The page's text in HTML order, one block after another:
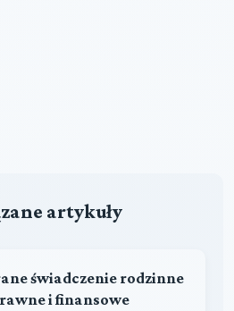
artykuły
świadczenie rodzinne
i finansowe